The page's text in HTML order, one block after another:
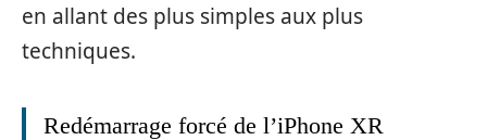
en allant des plus simples aux plus
techniques.
Redémarrage forcé de l’iPhone XR